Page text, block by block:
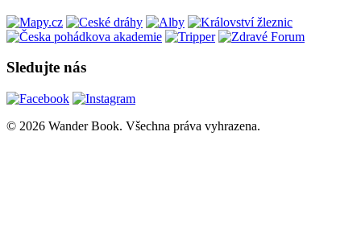
Sledujte nás
© 2026 Wander Book. Všechna práva vyhrazena.